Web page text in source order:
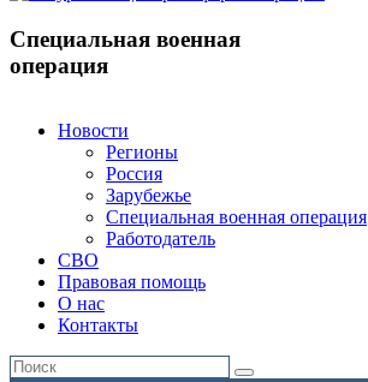
Специальная военная
операция
Новости
Регионы
Россия
Зарубежье
Специальная военная операция
Работодатель
СВО
Правовая помощь
О нас
Контакты